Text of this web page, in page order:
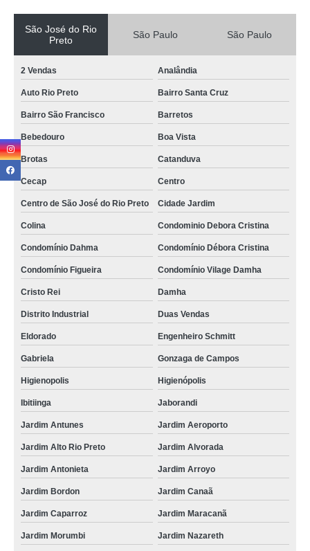
São José do Rio
Preto
São Paulo São Paulo
2 Vendas Analândia
Auto Rio Preto Bairro Santa Cruz
Bairro São Francisco Barretos
Bebedouro Boa Vista
Brotas Catanduva
Cecap Centro
Centro de São José do Rio Preto Cidade Jardim
Colina Condominio Debora Cristina
Condomínio Dahma Condomínio Débora Cristina
Condomínio Figueira Condomínio Vilage Damha
Cristo Rei Damha
Distrito Industrial Duas Vendas
Eldorado Engenheiro Schmitt
Gabriela Gonzaga de Campos
Higienopolis Higienópolis
Ibitiinga Jaborandi
Jardim Antunes Jardim Aeroporto
Jardim Alto Rio Preto Jardim Alvorada
Jardim Antonieta Jardim Arroyo
Jardim Bordon Jardim Canaã
Jardim Caparroz Jardim Maracanã
Jardim Morumbi Jardim Nazareth